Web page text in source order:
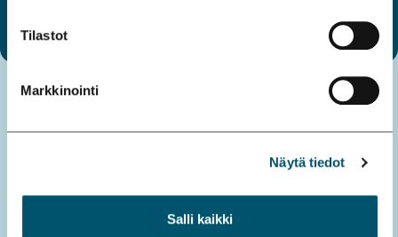
Tilastot
Markkinointi
Näytä tiedot
Salli kaikki
Tieteellinen läpimurto